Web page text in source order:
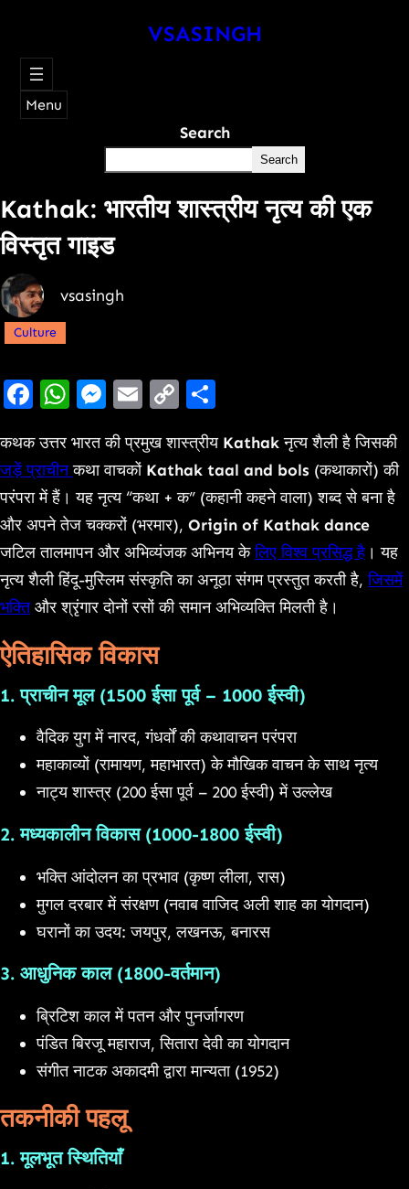
VSASINGH
Menu
Search
Search
Kathak: भारतीय शास्त्रीय नृत्य की एक
विस्तृत गाइड
vsasingh
Culture
Facebook
WhatsApp
Messenger
Email
Copy
कथक उत्तर भारत की प्रमुख शास्त्रीय Kathakनृत्य शैली है जिसकी
जड़ें प्राचीनकथा वाचकों Kathak taal and bols (कथाकारों) की
परंपरा में हैं। यह नृत्य “कथा + क” (कहानी कहने वाला) शब्द से बना है
और अपने तेज चक्करों (भरमार), Origin of Kathak dance
जटिल तालमापन और अभिव्यंजक अभिनय केलिए विश्व प्रसिद्ध है । यह
नृत्य शैली हिंदू-मुस्लिम संस्कृति का अनूठा संगम प्रस्तुत करती है,जिसमें
भक्तिऔर श्रृंगार दोनों रसों की समान अभिव्यक्ति मिलती है।
ऐतिहासिक विकास
1. प्राचीन मूल (1500 ईसा पूर्व – 1000 ईस्वी)
वैदिक युग में नारद, गंधर्वों की कथावाचन परंपरा
महाकाव्यों (रामायण, महाभारत) के मौखिक वाचन के साथ नृत्य
नाट्य शास्त्र (200 ईसा पूर्व – 200 ईस्वी) में उल्लेख
2. मध्यकालीन विकास (1000-1800 ईस्वी)
भक्ति आंदोलन का प्रभाव (कृष्ण लीला, रास)
मुगल दरबार में संरक्षण (नवाब वाजिद अली शाह का योगदान)
घरानों का उदय: जयपुर, लखनऊ, बनारस
3. आधुनिक काल (1800-वर्तमान)
ब्रिटिश काल में पतन और पुनर्जागरण
पंडित बिरजू महाराज, सितारा देवी का योगदान
संगीत नाटक अकादमी द्वारा मान्यता (1952)
तकनीकी पहलू
1. मूलभूत स्थितियाँ